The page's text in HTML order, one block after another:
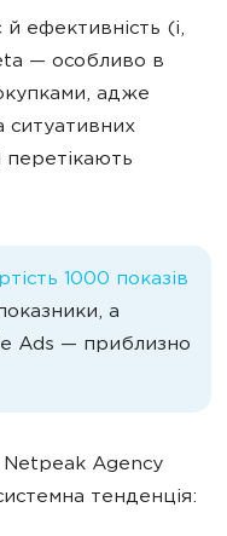
ефективність (і,
— особливо в
адже
ситуативних
перетікають
1000 показів
а
Ads — приблизно
Netpeak Agency
тенденція: